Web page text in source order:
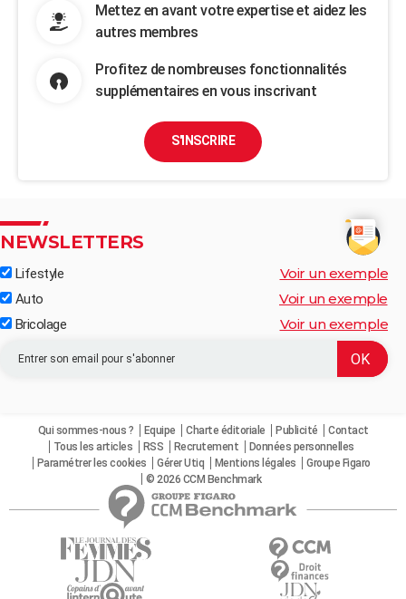
Mettez en avant votre expertise et aidez les
autres membres
Profitez de nombreuses fonctionnalités
supplémentaires en vous inscrivant
S'INSCRIRE
NEWSLETTERS
Lifestyle Voir un exemple
Auto Voir un exemple
Bricolage Voir un exemple
Qui sommes-nous ? Equipe Charte éditoriale Publicité
Contact
Tous les articles
RSS Recrutement
Données personnelles
Paramétrer les cookies
Gérer Utiq Mentions légales
Groupe Figaro
© 2026 CCM Benchmark